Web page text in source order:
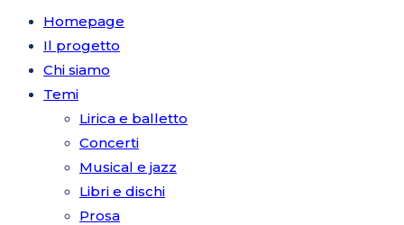
Homepage
Il progetto
Chi siamo
Temi
Lirica e balletto
Concerti
Musical e jazz
Libri e dischi
Prosa